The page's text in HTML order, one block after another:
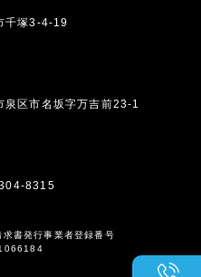
千塚3-4-19
泉区市名坂字万吉前23-1
8315
求書発行事業者登録番号